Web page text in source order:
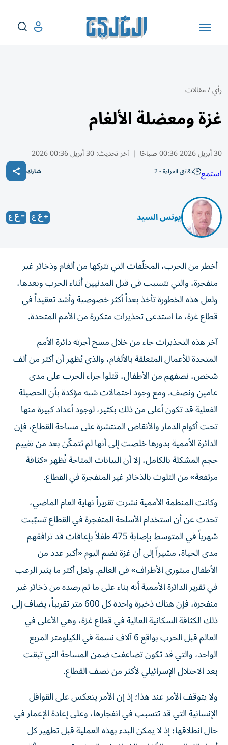
رأي/مقالات
غزة ومعضلة الألغام
30 أبريل 2026 00:36 صباحًا | آخر تحديث:30 أبريل 00:36 2026
استمع دقائق القراءة - 2 شارك
يونس السيد
أخطر من الحرب، المخلّفات التي تتركها من ألغام وذخائر غير
منفجرة، والتي تتسبب في قتل المدنيين أثناء الحرب وبعدها،
ولعل هذه الخطورة تأخذ بعداً أكثر خصوصية وأشد تعقيداً في
قطاع غزة، ما استدعى تحذيرات متكررة من الأمم المتحدة.
آخر هذه التحذيرات جاء من خلال مسح أجرته دائرة الأمم
المتحدة للأعمال المتعلقة بالألغام، والذي يُظهر أن أكثر من ألف
شخص، نصفهم من الأطفال، قتلوا جراء الحرب على مدى
عامين ونصف. ومع وجود احتمالات شبه مؤكدة بأن الحصيلة
الفعلية قد تكون أعلى من ذلك بكثير، لوجود أعداد كبيرة منها
تحت أكوام الدمار والأنقاض المنتشرة على مساحة القطاع، فإن
الدائرة الأممية بدورها خلصت إلى أنها لم تتمكّن بعد من تقييم
حجم المشكلة بالكامل، إلا أن البيانات المتاحة تُظهر «كثافة
مرتفعة» من التلوث بالذخائر غير المنفجرة في القطاع.
وكانت المنظمة الأممية نشرت تقريراً نهاية العام الماضي،
تحدث عن أن استخدام الأسلحة المتفجرة في القطاع تسبّبت
شهرياً في المتوسط بإصابة 475 طفلاً بإعاقات قد ترافقهم
مدى الحياة، مشيراً إلى أن غزة تضم اليوم «أكبر عدد من
الأطفال مبتوري الأطراف» في العالم. ولعل أكثر ما يثير الرعب
في تقرير الدائرة الأممية أنه بناء على ما تم رصده من ذخائر غير
منفجرة، فإن هناك ذخيرة واحدة كل 600 متر تقريباً، يضاف إلى
ذلك الكثافة السكانية العالية في قطاع غزة، وهي الأعلى في
العالم قبل الحرب بواقع 6 آلاف نسمة في الكيلومتر المربع
الواحد، والتي قد تكون تضاعفت ضمن المساحة التي تبقت
بعد الاحتلال الإسرائيلي لأكثر من نصف القطاع.
ولا يتوقف الأمر عند هذا؛ إذ إن الأمر ينعكس على القوافل
الإنسانية التي قد تتسبب في انفجارها، وعلى إعادة الإعمار في
حال انطلاقها؛ إذ لا يمكن البدء بهذه العملية قبل تطهير كل